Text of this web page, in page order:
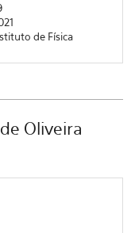
de Física
Oliveira